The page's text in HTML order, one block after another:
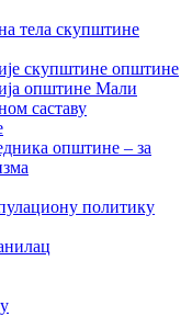
тела скупштине
скупштине општине
општине Мали
саставу
општине – за
политику